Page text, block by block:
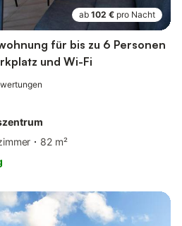
ab 102 € pro Nacht
für bis zu 6 Personen
und Wi-Fi
82 m²